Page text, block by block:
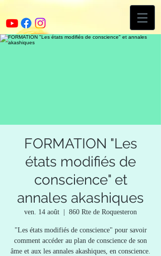
FORMATION "Les
états modifiés de
conscience" et
annales akashiques
ven. 14 août 860 Rte de Roquesteron
"Les états modifiés de conscience" pour savoir
comment accéder au plan de conscience de son
âme et aux les annales akashiques, en conscience.